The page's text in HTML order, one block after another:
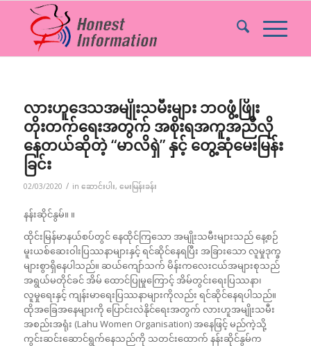
လားဟူဒေသအမျိုးသမီးများ ဘဝဖွံ့ဖြိုး
တိုးတက်ရေးအတွက် အစိုးရအကူအညီလို
နေတယ်ဆိုတဲ့ “မာလိရှဲ” နှင့် တွေ့ဆုံမေးမြန်း
ခြင်း
02/03/2020 / in ဆောင်းပါး, မေးမြန်းခန်း
နန်းဆိုင်နွမ်။ ။
ထိုင်းမြန်မာနယ်စပ်တွင် နေထိုင်ကြသော အမျိုးသမီးများသည် နေ့စဉ်
မူးယစ်ဆေးဝါးပြဿနာများနှင့် ရင်ဆိုင်နေရပြီး အခြားသော လူမှုဒုက္ခ
များစွာရှိနေပါသည်။ ဆယ်ကျော်သက် မိန်းကလေးငယ်အများစုသည်
အရွယ်မတိုင်ခင် အိမ် ထောင်ပြုမှုကြောင့် အိမ်တွင်းရေးပြဿနာ၊
လူမှုရေးနှင့် ကျန်းမာရေးပြဿနာများကိုလည်း ရင်ဆိုင်နေရပါသည်။
ထိုအခြေအနေများကို ပြောင်းလဲနိုင်ရေးအတွက် လားဟူအမျိုးသမီး
အစည်းအရုံး (Lahu Women Organisation) အနေဖြင့် မည်ကဲ့သို့
ကွင်းဆင်းဆောင်ရွက်နေသည်ကို သတင်းထောက် နန်းဆိုင်နွမ်က